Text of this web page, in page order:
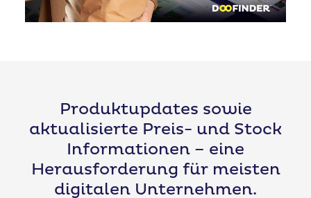
Produktupdates sowie
aktualisierte Preis- und Stock
Informationen – eine
Herausforderung für meisten
digitalen Unternehmen.